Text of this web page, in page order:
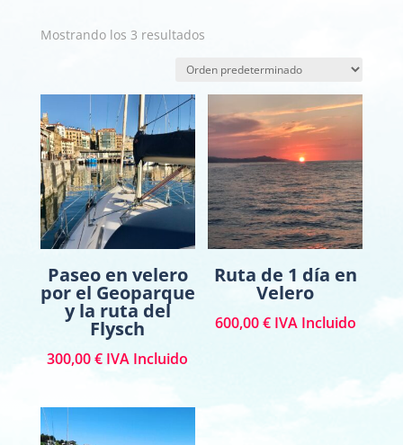
Mostrando los 3 resultados
Paseo en velero
por el Geoparque
y la ruta del
Flysch
300,00€ IVA Incluido
Ruta de 1 día en
Velero
600,00€ IVA Incluido